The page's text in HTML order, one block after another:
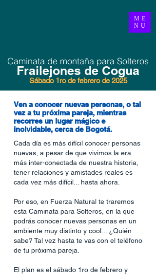
ME
NU
Caminata de montaña para Solteros
Frailejones de Cogua
Sábado 1ro de febrero de 2025
Ven a conocer nuevas personas, o tal
vez a tu próxima pareja, mientras
recorres un lugar mágico e
inolvidable, cerca de Bogotá.
Cada día es más difícil conocer personas
nuevas, a pesar de que vivimos la era
más inter-conectada de nuestra historia,
tener relaciones y amistades reales es
cada vez más difícil... hasta ahora.
Por eso, en Fuerza Natural te traremos
esta Caminata para Solteros, en la que
podrás conocer nuevas personas en un
ambiente muy distinto y cool... ¿Quién
sabe? Tal vez hasta te vas con el teléfono
de tu próxima pareja.
El plan es el sábado 1ro de febrero y